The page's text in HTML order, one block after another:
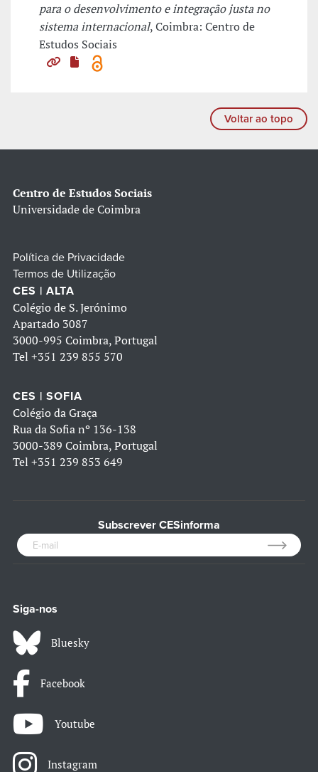
para o desenvolvimento e integração justa no
sistema internacional, Coimbra: Centro de
Estudos Sociais
Voltar ao topo
Centro de Estudos Sociais
Universidade de Coimbra
Política de Privacidade
Termos de Utilização
CES | ALTA
Colégio de S. Jerónimo
Apartado 3087
3000-995 Coimbra, Portugal
Tel +351 239 855 570
CES | SOFIA
Colégio da Graça
Rua da Sofia nº 136-138
3000-389 Coimbra, Portugal
Tel +351 239 853 649
Subscrever CESinforma
Siga-nos
Bluesky
Facebook
Youtube
Instagram